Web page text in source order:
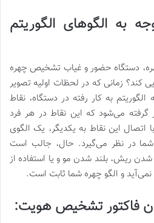
به الگوهای الگوریتم
چهره، دستگاه حضور و غیاب تشخیص چهره
کند؟ زمانی که در لحظات اولیه تصویر
به کار رفته در دستگاه، نقاط
می‌شود که این نقاط در هر فرد
اتصال این نقاط به یکدیگر، یک الگوی
در نظر می‌گیرد. حال، جالب است
شدن ریش، بلند شدن مو و یا استفاده از
نمی‌آید و الگو چهره شما ثابت است.
فاکتور تشخیص هویت: